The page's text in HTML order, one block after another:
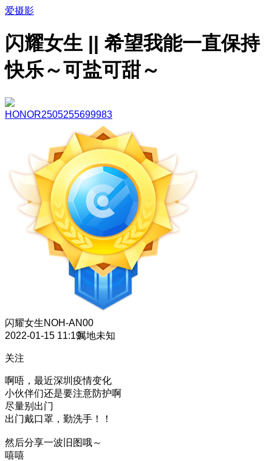
爱摄影
闪耀女生 || 希望我能一直保持
快乐～可盐可甜～
HONOR2505255699983
闪耀女生NOH-AN00
2022-01-15 11:19属地未知
关注
啊唔，最近深圳疫情变化
小伙伴们还是要注意防护啊
尽量别出门
出门戴口罩，勤洗手！！
然后分享一波旧图哦～
嘻嘻